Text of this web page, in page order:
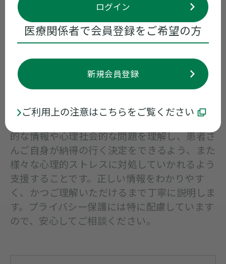
ログイン
医療関係者で会員登録をご希望の方
新規会員登録
ご利用上の注意はこちらをご覧ください
ファブリー病は遺伝性の疾患であるため、患者
さんはご家族への影響など、さまざまな悩みや
不安を持たれると思います。一方、遺伝カウン
い医師が主治医になることも多く対応に苦慮さ
れる案件も少なくない疾患です。遺伝カウンセ
リングはそうした両者をつなぐ重要な役割を担
っていると考えています。
遺伝カウンセリングの目的は、医学的・専門
的な情報や心理社会的な問題を理解し、患者さ
んご自身が納得の行く決定をできるよう、また
様々な心理的ストレスに対処していかれるよう
支援することです。正しい情報をわかりやす
く、かつご理解いただけるまで丁寧に説明しま
す。プライバシー保護には特に配慮しています
ので、安心してご相談ください。